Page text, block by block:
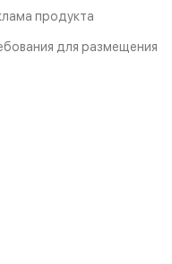
продукта
для размещения